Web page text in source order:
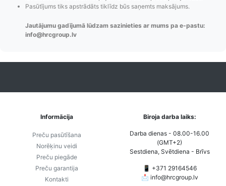
Pasūtījums tiks apstrādāts tiklīdz būs saņemts maksājums.
Jautājumu gadījumā lūdzam sazinieties ar mums pa e-pastu:
info@hrcgroup.lv
Informācija
Preču pasūtīšana
Norēķinu veidi
Preču piegāde
Preču garantija
Kontakti
Biroja darba laiks:
Darba dienas - 08.00-16.00
(GMT+2)
Sestdiena, Svētdiena - Brīvs
📱 +371 29164546
📩 info@hrcgroup.lv